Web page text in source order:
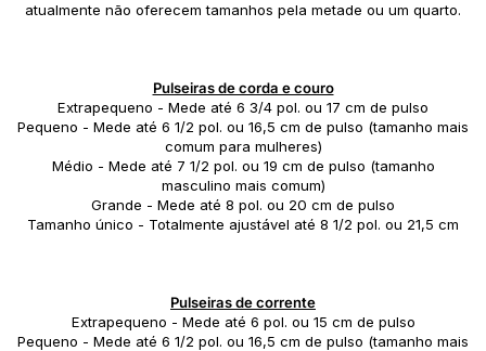
atualmente não oferecem tamanhos pela metade ou um quarto.
Pulseiras de corda e couro
Extrapequeno - Mede até 6 3/4 pol. ou 17 cm de pulso
Pequeno - Mede até 6 1/2 pol. ou 16,5 cm de pulso (tamanho mais
comum para mulheres)
Médio - Mede até 7 1/2 pol. ou 19 cm de pulso (tamanho
masculino mais comum)
Grande - Mede até 8 pol. ou 20 cm de pulso
Tamanho único - Totalmente ajustável até 8 1/2 pol. ou 21,5 cm
Pulseiras de corrente
Extrapequeno - Mede até 6 pol. ou 15 cm de pulso
Pequeno - Mede até 6 1/2 pol. ou 16,5 cm de pulso (tamanho mais